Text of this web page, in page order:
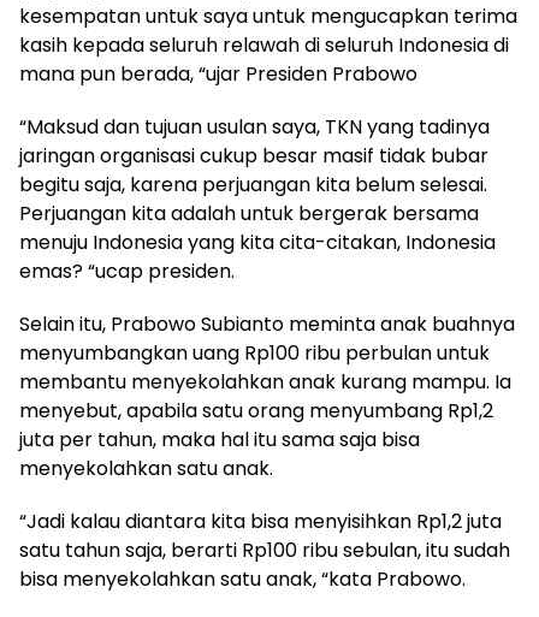
kesempatan untuk saya untuk mengucapkan terima
kasih kepada seluruh relawah di seluruh Indonesia di
mana pun berada, “ujar Presiden Prabowo
“Maksud dan tujuan usulan saya, TKN yang tadinya
jaringan organisasi cukup besar masif tidak bubar
begitu saja, karena perjuangan kita belum selesai.
Perjuangan kita adalah untuk bergerak bersama
menuju Indonesia yang kita cita-citakan, Indonesia
emas? “ucap presiden.
Selain itu, Prabowo Subianto meminta anak buahnya
menyumbangkan uang Rp100 ribu perbulan untuk
membantu menyekolahkan anak kurang mampu. Ia
menyebut, apabila satu orang menyumbang Rp1,2
juta per tahun, maka hal itu sama saja bisa
menyekolahkan satu anak.
“Jadi kalau diantara kita bisa menyisihkan Rp1,2 juta
satu tahun saja, berarti Rp100 ribu sebulan, itu sudah
bisa menyekolahkan satu anak, “kata Prabowo.